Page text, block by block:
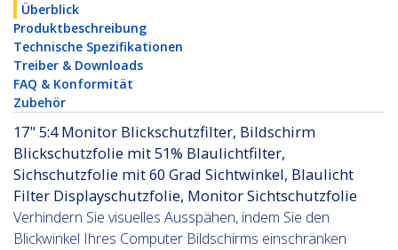
Überblick
Produktbeschreibung
Technische Spezifikationen
Treiber & Downloads
FAQ & Konformität
Zubehör
17" 5:4 Monitor Blickschutzfilter, Bildschirm
Blickschutzfolie mit 51% Blaulichtfilter,
Sichschutzfolie mit 60 Grad Sichtwinkel, Blaulicht
Filter Displayschutzfolie, Monitor Sichtschutzfolie
Verhindern Sie visuelles Ausspähen, indem Sie den
Blickwinkel Ihres Computer Bildschirms einschränken